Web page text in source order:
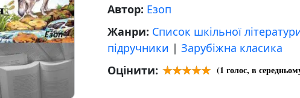
Автор: Езоп
Жанри: Список шкільної
підручники | Зарубіжна класика
Оцінити:
(1 голос, в